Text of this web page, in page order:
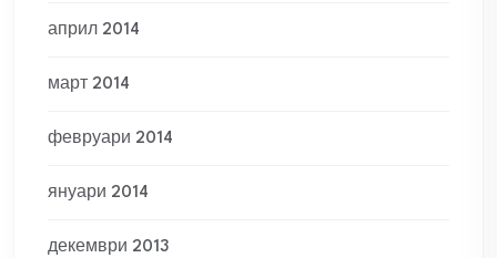
април 2014
март 2014
февруари 2014
януари 2014
декември 2013